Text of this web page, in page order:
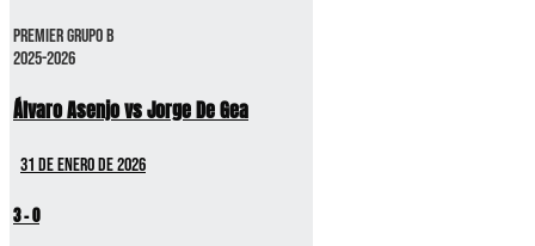
Premier GRUPO B
2025-2026
Álvaro Asenjo vs Jorge De Gea
31 de enero de 2026
3-0